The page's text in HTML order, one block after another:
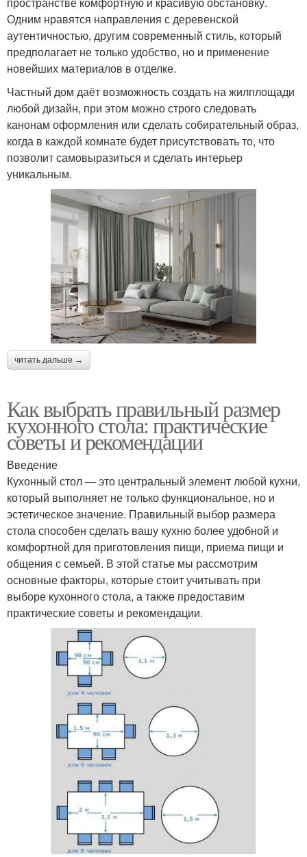
Одним нравятся направления с деревенской
аутентичностью, другим современный стиль, который
предполагает не только удобство, но и применение
новейших материалов в отделке.
Частный дом даёт возможность создать на жилплощади
любой дизайн, при этом можно строго следовать
канонам оформления или сделать собирательный образ,
когда в каждой комнате будет присутствовать то, что
позволит самовыразиться и сделать интерьер
уникальным.
читать дальше →
Как выбрать правильный размер
кухонного стола: практические
советы и рекомендации
Введение
Кухонный стол — это центральный элемент любой кухни,
который выполняет не только функциональное, но и
эстетическое значение. Правильный выбор размера
стола способен сделать вашу кухню более удобной и
комфортной для приготовления пищи, приема пищи и
общения с семьей. В этой статье мы рассмотрим
основные факторы, которые стоит учитывать при
выборе кухонного стола, а также предоставим
практические советы и рекомендации.